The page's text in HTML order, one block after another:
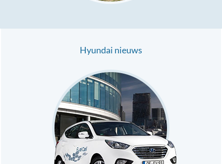
Hyundai nieuws